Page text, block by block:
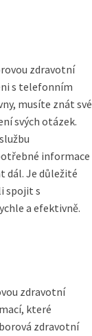
zdravotní
s telefonním
musíte znát své
svých otázek.
informace
dál. Je důležité
spojit s
a efektivně.
zdravotní
které
zdravotní